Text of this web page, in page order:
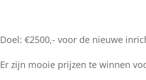
Doel: €2500,- voor de nieuwe
Er zijn mooie prijzen te winnen